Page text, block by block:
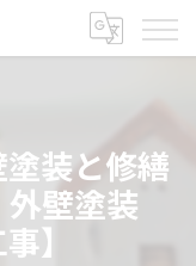
装と修繕
壁塗装
】